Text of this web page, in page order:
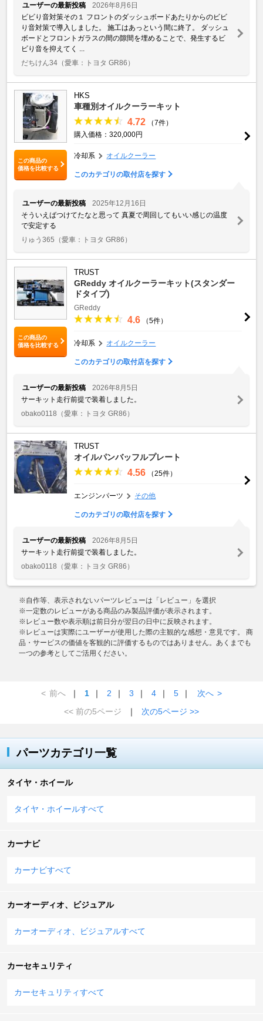
ユーザーの最新投稿
2026年8月6日
ビビり音対策その１ フロントのダッシュボードあたりからのビビ
り音対策で導入しました。 施工はあっという間に終了。 ダッシュ
ボードとフロントガラスの間の隙間を埋めることで、発生するビ
ビり音を抑えてく ...
だちけん34 （愛車：トヨタ GR86）
この商品の
価格を比較する
HKS
車種別オイルクーラーキット
4.72
（7件）
購入価格：320,000円
冷却系 オイルクーラー
このカテゴリの取付店を探す
ユーザーの最新投稿
2025年12月16日
そういえばつけてたなと思って 真夏で周回してもいい感じの温度
で安定する
りゅう365 （愛車：トヨタ GR86）
この商品の
価格を比較する
TRUST
GReddy オイルクーラーキット(スタンダー
ドタイプ)
GReddy
4.6 （5件）
冷却系 オイルクーラー
このカテゴリの取付店を探す
ユーザーの最新投稿
2026年8月5日
サーキット走行前提で装着しました。
obako0118 （愛車：トヨタ GR86）
TRUST
オイルパンバッフルプレート
4.56 （25件）
エンジンパーツ その他
このカテゴリの取付店を探す
ユーザーの最新投稿
2026年8月5日
サーキット走行前提で装着しました。
obako0118 （愛車：トヨタ GR86）
※自作等、表示されないパーツレビューは「レビュー」を選択
※一定数のレビューがある商品のみ製品評価が表示されます。
※レビュー数や表示順は前日分が翌日の日中に反映されます。
※レビューは実際にユーザーが使用した際の主観的な感想・意見です。 商
品・サービスの価値を客観的に評価するものではありません。あくまでも
一つの参考としてご活用ください。
< 前へ ｜ 1 ｜ 2 ｜ 3 ｜ 4 ｜ 5 ｜ 次へ >
<< 前の5ページ
｜ 次の5ページ >>
パーツカテゴリ一覧
タイヤ・ホイール
タイヤ・ホイールすべて
カーナビ
カーナビすべて
カーオーディオ、ビジュアル
カーオーディオ、ビジュアルすべて
カーセキュリティ
カーセキュリティすべて